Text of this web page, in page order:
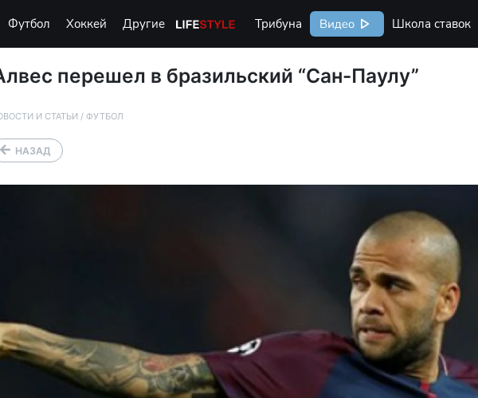
Футбол Хоккей Другие Life Style Трибуна Видео Школа ставок
перешел в бразильский “Сан-Паулу”
И СТАТЬИ / ФУТБОЛ
НАЗАД